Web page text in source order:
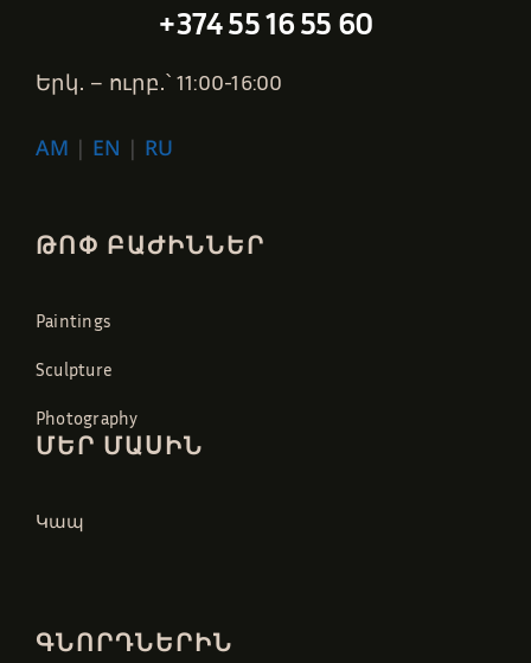
+374 55 16 55 60
Երկ․ – ուրբ․՝ 11:00-16:00
AM | EN | RU
ԹՈՓ ԲԱԺԻՆՆԵՐ
Paintings
Sculpture
Photography
ՄԵՐ ՄԱՍԻՆ
Կապ
ԳՆՈՐԴՆԵՐԻՆ